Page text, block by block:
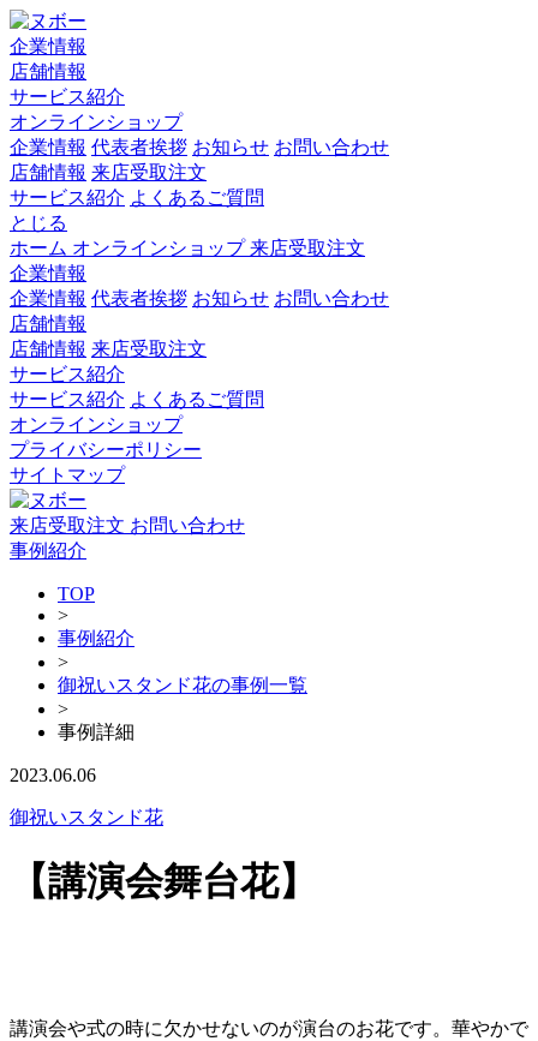
企業情報
店舗情報
サービス紹介
オンラインショップ
企業情報 代表者挨拶 お知らせ お問い合わせ
店舗情報 来店受取注文
サービス紹介 よくあるご質問
とじる
ホーム オンラインショップ来店受取注文
企業情報
企業情報 代表者挨拶 お知らせ お問い合わせ
店舗情報
店舗情報 来店受取注文
サービス紹介
サービス紹介 よくあるご質問
オンラインショップ
プライバシーポリシー
サイトマップ
来店受取注文 お問い合わせ
事例紹介
TOP
>
事例紹介
>
御祝いスタンド花の事例一覧
>
事例詳細
2023.06.06
御祝いスタンド花
【講演会舞台花】
講演会や式の時に欠かせないのが演台のお花です。華やかで